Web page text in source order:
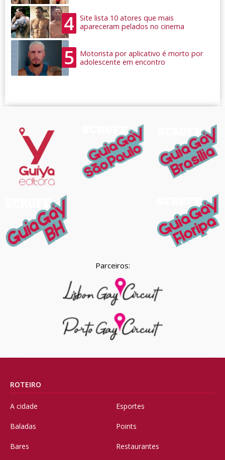
4
Site lista 10 atores que mais
apareceram pelados no cinema
5
Motorista por aplicativo é morto por
adolescente em encontro
Parceiros:
ROTEIRO
A cidade
Baladas
Bares
Esportes
Points
Restaurantes